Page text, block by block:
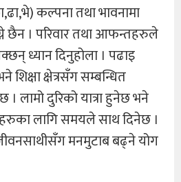
कल्पना तथा भावनामा
छैन । परिवार तथा आफन्तहरुले
ध्यान दिनुहोला । पढाइ
क्षेत्रसँग सम्बन्धित
लामो दुरिको यात्रा हुनेछ भने
लागि समयले साथ दिनेछ ।
मनमुटाब बढ्ने योग